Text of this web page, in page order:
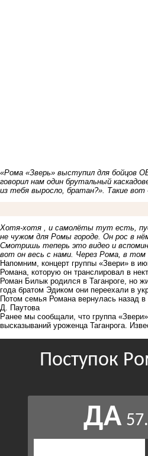
«Рома «Зверь» выступил для бойцов
говорил нам один брутальный
из тебя выросло, братан?». Такие
Хотя-хотя , и самолёты тут есть,
не чужом для Ромы городе. Он рос в
Смотришь теперь это видео и
вот он весь с нами. Через Рома, в том
Напомним, концерт группы «Звери» в
Романа, которую он транслировал в
Роман Билык родился в Таганроге, но
года братом Эдиком они переехали в
Потом семья Романа вернулась назад
Д. Паутова
Ранее мы сообщали, что группа
высказываний уроженца Таганрога.